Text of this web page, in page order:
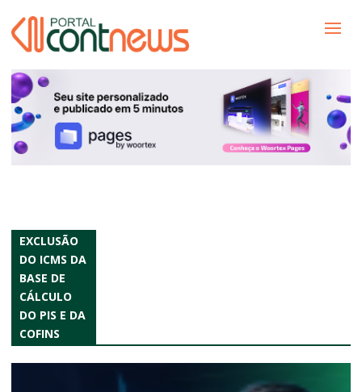
EXCLUSÃO
DO ICMS DA
BASE DE
CÁLCULO
DO PIS E DA
COFINS